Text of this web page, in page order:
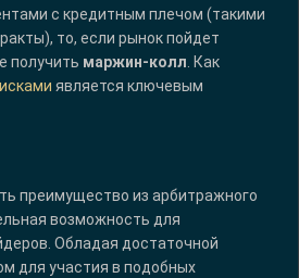
с кредитным плечом (такими
то, если рынок пойдет
получить маржин-колл . Как
является ключевым
преимущество из арбитражного
возможность для
Обладая достаточной
для участия в подобных